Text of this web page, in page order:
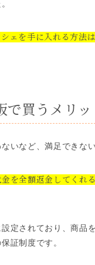
ェを手に入れる方法
で買うメリッ
いなど、満足できな
を全額返金してくれ
定されており、商品
証制度です。